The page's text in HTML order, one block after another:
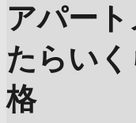
アパー
たらいく
格